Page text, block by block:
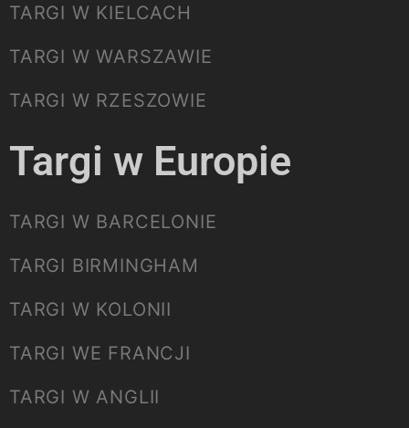
TARGI W KIELCACH
TARGI W WARSZAWIE
TARGI W RZESZOWIE
Targi w Europie
TARGI W BARCELONIE
TARGI BIRMINGHAM
TARGI W KOLONII
TARGI WE FRANCJI
TARGI W ANGLII